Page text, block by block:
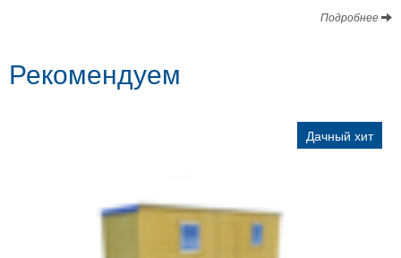
Подробнее
Рекомендуем
Дачный хит